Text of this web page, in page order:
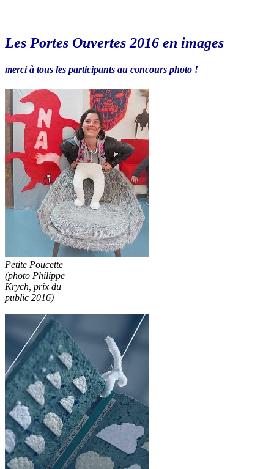
Les Portes Ouvertes 2016 en images
merci à tous les participants au concours photo !
Petite Poucette
(photo Philippe
Krych, prix du
public 2016)